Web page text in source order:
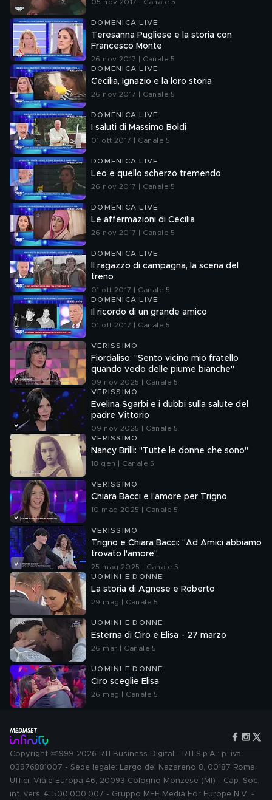
05 nov 2017 | Canale 5
DOMENICA LIVE
Teresanna Pugliese e la storia con
Francesco Monte
26 nov 2017 | Canale 5
DOMENICA LIVE
Cecilia, Ignazio e la loro storia
26 nov 2017 | Canale 5
DOMENICA LIVE
I saluti di Massimo Boldi
01 ott 2017 | Canale 5
DOMENICA LIVE
Leo e quello scherzo tremendo
26 nov 2017 | Canale 5
DOMENICA LIVE
Le affermazioni di Cecilia
26 nov 2017 | Canale 5
DOMENICA LIVE
Il ragazzo di campagna, la scena del
treno
01 ott 2017 | Canale 5
DOMENICA LIVE
Il ricordo di un grande amico
01 ott 2017 | Canale 5
VERISSIMO
Fiordaliso: "Sento vicino mio fratello
quando vedo delle piume bianche"
09 nov 2025 | Canale 5
VERISSIMO
Evelina Sgarbi e i dubbi sulla salute del
padre Vittorio
09 nov 2025 | Canale 5
VERISSIMO
Nancy Brilli: "Tutte le donne che sono"
18 gen | Canale 5
VERISSIMO
Chiara Bacci e l'amore per Trigno
10 mag 2025 | Canale 5
VERISSIMO
Trigno e Chiara Bacci: "Ad Amici abbiamo
trovato l'amore"
25 mag 2025 | Canale 5
UOMINI E DONNE
La storia di Agnese e Roberto
29 mag | Canale 5
UOMINI E DONNE
Esterna di Ciro e Elisa - 27 marzo
26 mar | Canale 5
UOMINI E DONNE
Ciro sceglie Elisa
26 mag | Canale 5
Copyright ©1999-2026 RTI Business Digital - RTI S.p.A.: p. iva
03976881007 - Sede legale: Largo del Nazareno 8, 00187 Roma.
Uffici: Viale Europa 46, 20093 Cologno Monzese (MI) - Cap. Soc.
int. vers. € 500.000.007 - Gruppo MFE Media For Europe N.V. -